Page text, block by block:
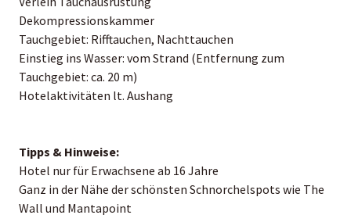
Dekompressionskammer
Tauchgebiet: Rifftauchen, Nachttauchen
Einstieg ins Wasser: vom Strand (Entfernung zum
Tauchgebiet: ca. 20 m)
Hotelaktivitäten lt. Aushang
Tipps & Hinweise:
Hotel nur für Erwachsene ab 16 Jahre
Ganz in der Nähe der schönsten Schnorchelspots wie The
Wall und Mantapoint